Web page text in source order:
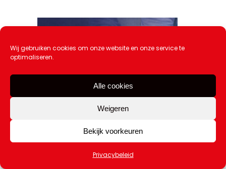
Wij gebruiken cookies om onze website en onze service te
optimaliseren.
Alle cookies
Weigeren
Bekijk voorkeuren
Privacybeleid